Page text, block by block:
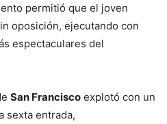
permitió que el joven
oposición, ejecutando con
espectaculares del
San Francisco explotó con un
sexta entrada,